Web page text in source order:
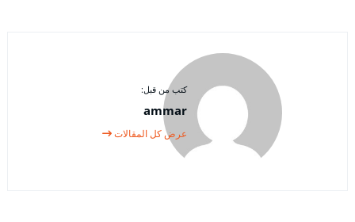
كتب من قبل:
ammar
عرض كل المقالات